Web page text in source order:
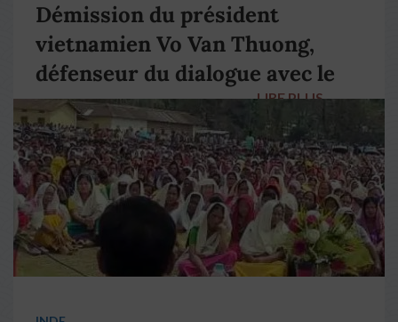
Démission du président
vietnamien Vo Van Thuong,
défenseur du dialogue avec le
pape François
LIRE PLUS →